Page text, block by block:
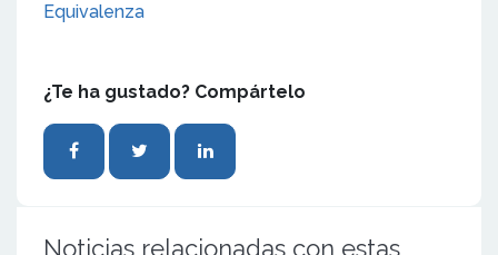
Equivalenza
¿Te ha gustado? Compártelo
Noticias relacionadas con estas